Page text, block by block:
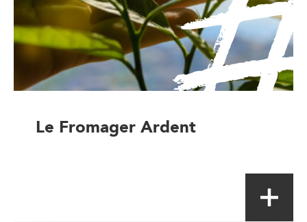
Le Fromager Ardent